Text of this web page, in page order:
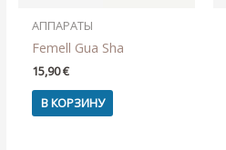
АППАРАТЫ
Femell Gua Sha
15,90€
В КОРЗИНУ